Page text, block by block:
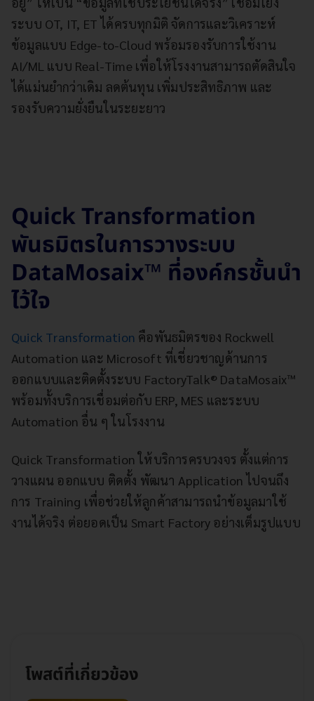
ระบบ OT, IT, ET ได้ครบทุกมิติ จัดการและวิเคราะห์
ข้อมูลแบบ Edge-to-Cloud พร้อมรองรับการใช้งาน
AI/ML แบบ Real-Time เพื่อให้โรงงานสามารถตัดสินใจ
ได้แม่นยำกว่าเดิม ลดต้นทุน เพิ่มประสิทธิภาพ และ
รองรับความยั่งยืนในระยะยาว
Quick Transformation
พันธมิตรในการวางระบบ
DataMosaix™ ที่องค์กรชั้นนำ
ไว้ใจ
Quick Transformation คือพันธมิตรของ Rockwell
Automation และ Microsoft ที่เชี่ยวชาญด้านการ
ออกแบบและติดตั้งระบบ FactoryTalk® DataMosaix™
พร้อมทั้งบริการเชื่อมต่อกับ ERP, MES และระบบ
Automation อื่น ๆ ในโรงงาน
Quick Transformation ให้บริการครบวงจร ตั้งแต่การ
วางแผน ออกแบบ ติดตั้ง พัฒนา Application ไปจนถึง
การ Training เพื่อช่วยให้ลูกค้าสามารถนำข้อมูลมาใช้
งานได้จริง ต่อยอดเป็น Smart Factory อย่างเต็มรูปแบบ
โพสต์ที่เกี่ยวข้อง